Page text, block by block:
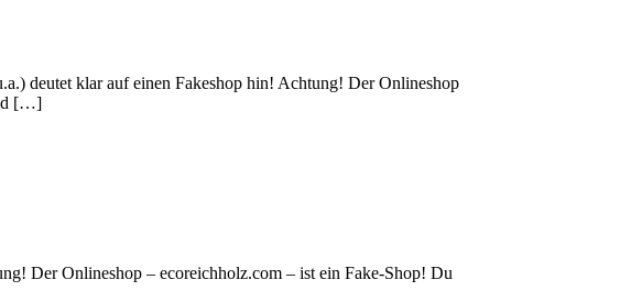
deutet klar auf einen Fakeshop hin! Achtung! Der Onlineshop
[…]
Der Onlineshop – ecoreichholz.com – ist ein Fake-Shop! Du